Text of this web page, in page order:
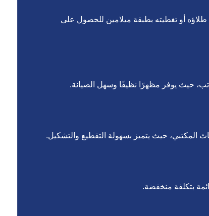
أو تغطيته بطبقة ميلامين للحصول على
حيث يوفر مظهرًا نظيفًا وسهل الصيانة.
المكتبي، حيث يتميز بسهولة التقطيع والتشكيل.
بتكلفة منخفضة.